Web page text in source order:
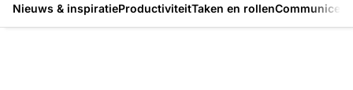
Nieuws & inspiratieProductiviteitTaken en rollen